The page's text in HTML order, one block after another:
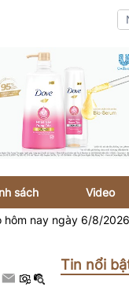
sách Video
6/8/2026: Gạo xuất
Tin nổi